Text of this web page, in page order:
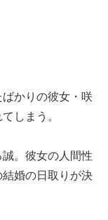
かりの彼女・咲
しまう。
。彼女の人間性
婚の日取りが決